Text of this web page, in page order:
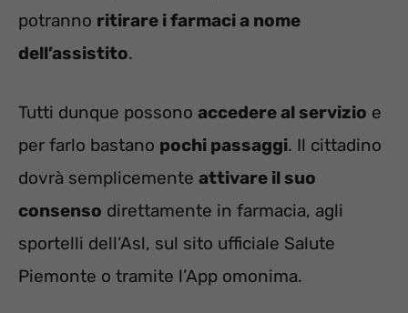
potranno ritirare i farmaci a nome
dell’assistito.
Tutti dunque possono accedere al servizio e
per farlo bastano pochi passaggi. Il cittadino
dovrà semplicemente attivare il suo
consenso direttamente in farmacia, agli
sportelli dell’Asl, sul sito ufficiale Salute
Piemonte o tramite l’App omonima.